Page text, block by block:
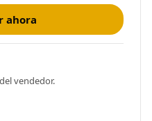
ahora
vendedor.